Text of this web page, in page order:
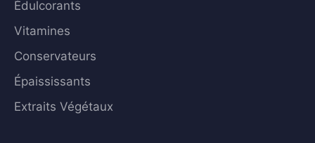
Édulcorants
Vitamines
Conservateurs
Épaississants
Extraits Végétaux